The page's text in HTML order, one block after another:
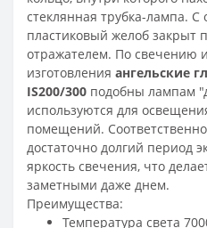
стеклянная трубка-лампа. С
пластиковый желоб закрыт
отражателем. По свечению
изготовления ангельские
IS200/300 подобны лампам
используются для
помещений.
достаточно долгий период
яркость свечения, что
заметными даже днем.
Преимущества:
Температура света